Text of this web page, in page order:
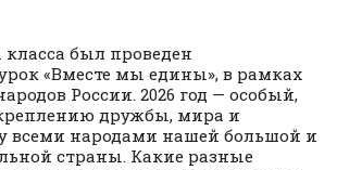
был проведен
«Вместе мы едины», в рамках
России. 2026 год — особый,
дружбы, мира и
всеми народами нашей большой и
страны. Какие разные